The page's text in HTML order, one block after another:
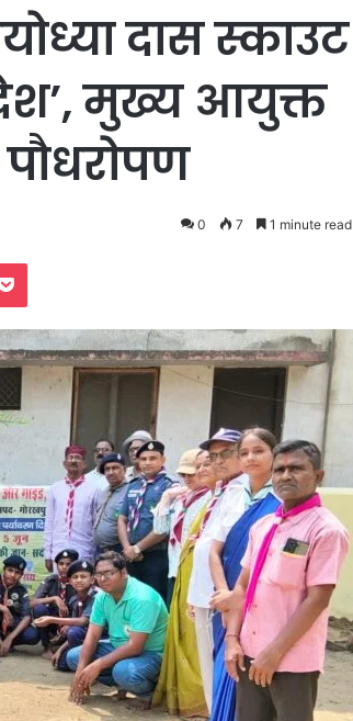
दास स्काउट
मुख्य आयुक्त
0 7 1 minute read